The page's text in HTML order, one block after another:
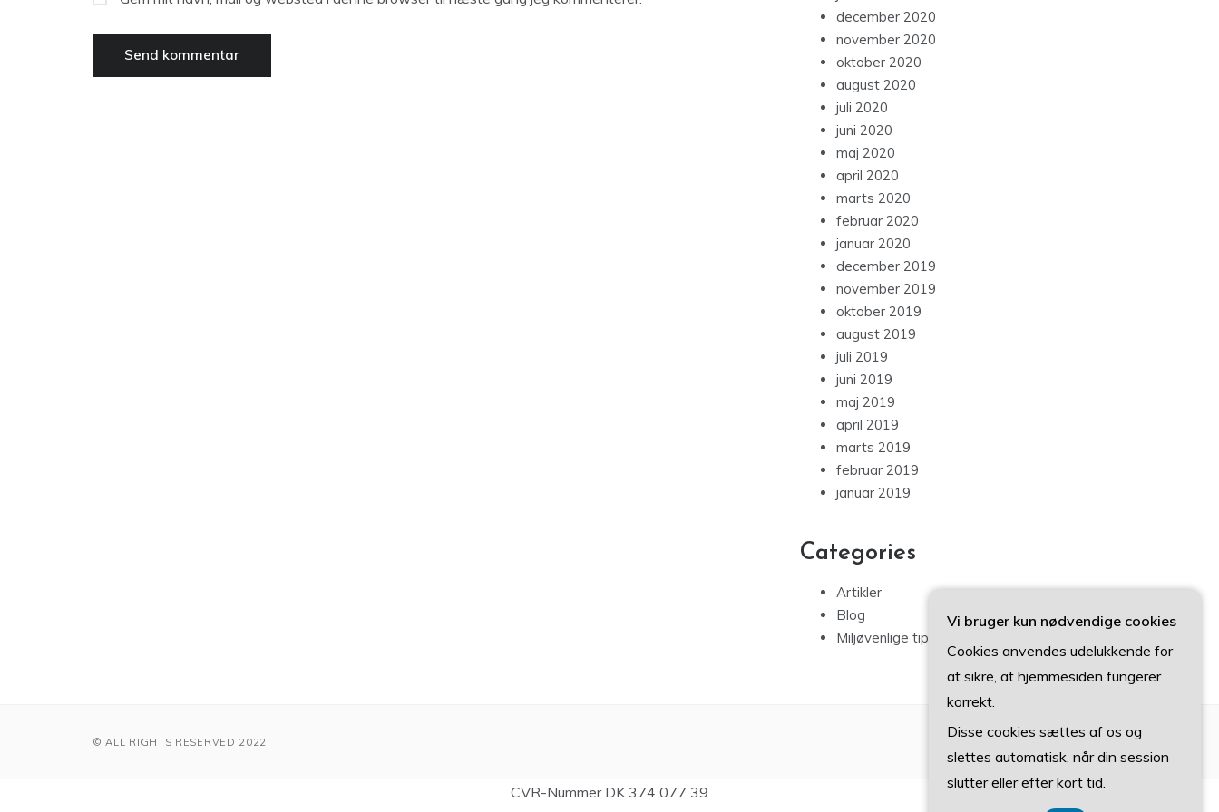
december 2020
november 2020
oktober 2020
august 2020
juli 2020
juni 2020
maj 2020
april 2020
marts 2020
februar 2020
januar 2020
december 2019
november 2019
oktober 2019
august 2019
juli 2019
juni 2019
maj 2019
april 2019
marts 2019
februar 2019
januar 2019
Categories
Artikler
Blog
Miljøvenlige tips
© ALL RIGHTS RESERVED 2022
CVR-Nummer DK 374 077 39
Vi bruger kun nødvendige cookies
Cookies anvendes udelukkende for
at sikre, at hjemmesiden fungerer
korrekt.
Disse cookies sættes af os og
slettes automatisk, når din session
slutter eller efter kort tid.